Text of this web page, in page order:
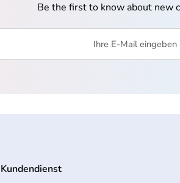
Be the first to know about new
Kundendienst